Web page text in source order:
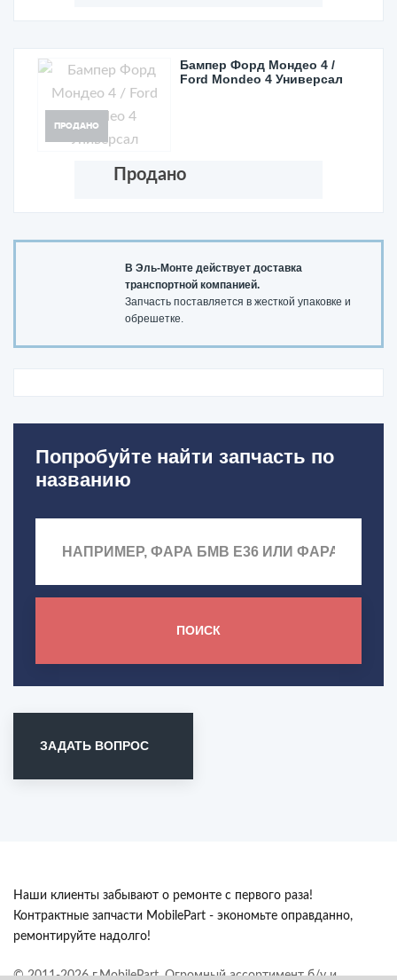
ПРОДАНО
Бампер Форд Мондео 4 /
Ford Mondeo 4 Универсал
Продано
В Эль-Монте действует доставка
транспортной компанией.
Запчасть поставляется в жесткой упаковке и
обрешетке.
Попробуйте найти запчасть по
названию
ПОИСК
ЗАДАТЬ ВОПРОС
Наши клиенты забывают о ремонте с первого раза!
Контрактные запчасти MobilePart - экономьте оправданно,
ремонтируйте надолго!
© 2011-2026 г.MobilePart. Огромный ассортимент б/у и